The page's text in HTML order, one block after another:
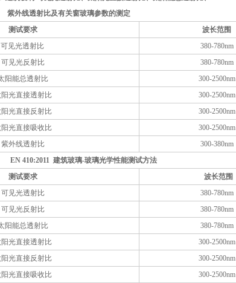
紫外线透射比及有关窗玻璃参数的测定
测试要求
波长范围
可见光透射比
380-780nm
可见光反射比
380-780nm
阳能总透射比
300-2500nm
阳光直接透射比
300-2500nm
阳光直接反射比
300-2500nm
阳光直接吸收比
300-2500nm
紫外线透射比
300-380nm
EN 410:2011 建筑玻璃-玻璃光学性能测试方法
测试要求
波长范围
可见光透射比
380-780nm
可见光反射比
380-780nm
阳能总透射比
380-780nm
阳光直接透射比
300-2500nm
阳光直接反射比
300-2500nm
阳光直接吸收比
300-2500nm